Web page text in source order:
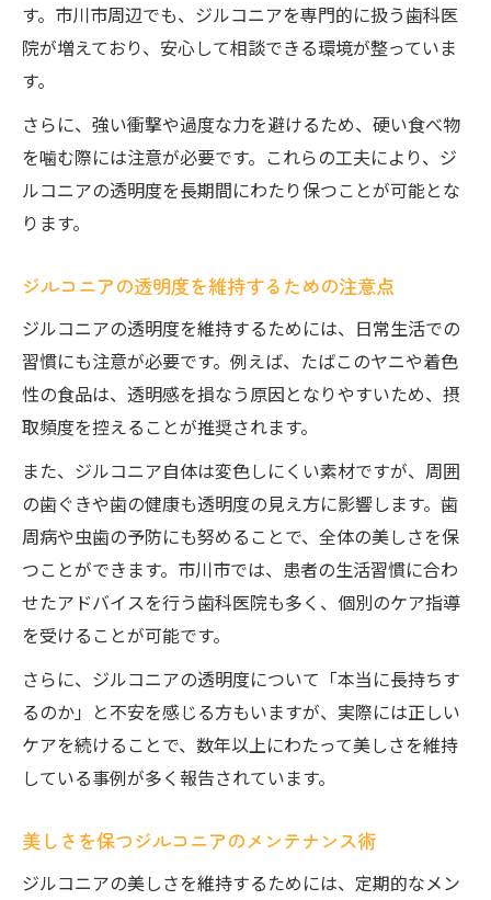
す。市川市周辺でも、ジルコニアを専門的に扱う歯科医
院が増えており、安心して相談できる環境が整っていま
す。
さらに、強い衝撃や過度な力を避けるため、硬い食べ物
を噛む際には注意が必要です。これらの工夫により、ジ
ルコニアの透明度を長期間にわたり保つことが可能とな
ります。
ジルコニアの透明度を維持するための注意点
ジルコニアの透明度を維持するためには、日常生活での
習慣にも注意が必要です。例えば、たばこのヤニや着色
性の食品は、透明感を損なう原因となりやすいため、摂
取頻度を控えることが推奨されます。
また、ジルコニア自体は変色しにくい素材ですが、周囲
の歯ぐきや歯の健康も透明度の見え方に影響します。歯
周病や虫歯の予防にも努めることで、全体の美しさを保
つことができます。市川市では、患者の生活習慣に合わ
せたアドバイスを行う歯科医院も多く、個別のケア指導
を受けることが可能です。
さらに、ジルコニアの透明度について「本当に長持ちす
るのか」と不安を感じる方もいますが、実際には正しい
ケアを続けることで、数年以上にわたって美しさを維持
している事例が多く報告されています。
美しさを保つジルコニアのメンテナンス術
ジルコニアの美しさを維持するためには、定期的なメン